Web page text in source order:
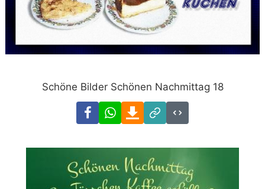
Schöne Bilder Schönen Nachmittag 18
FacebookWhatsAppDownload
Link
Code